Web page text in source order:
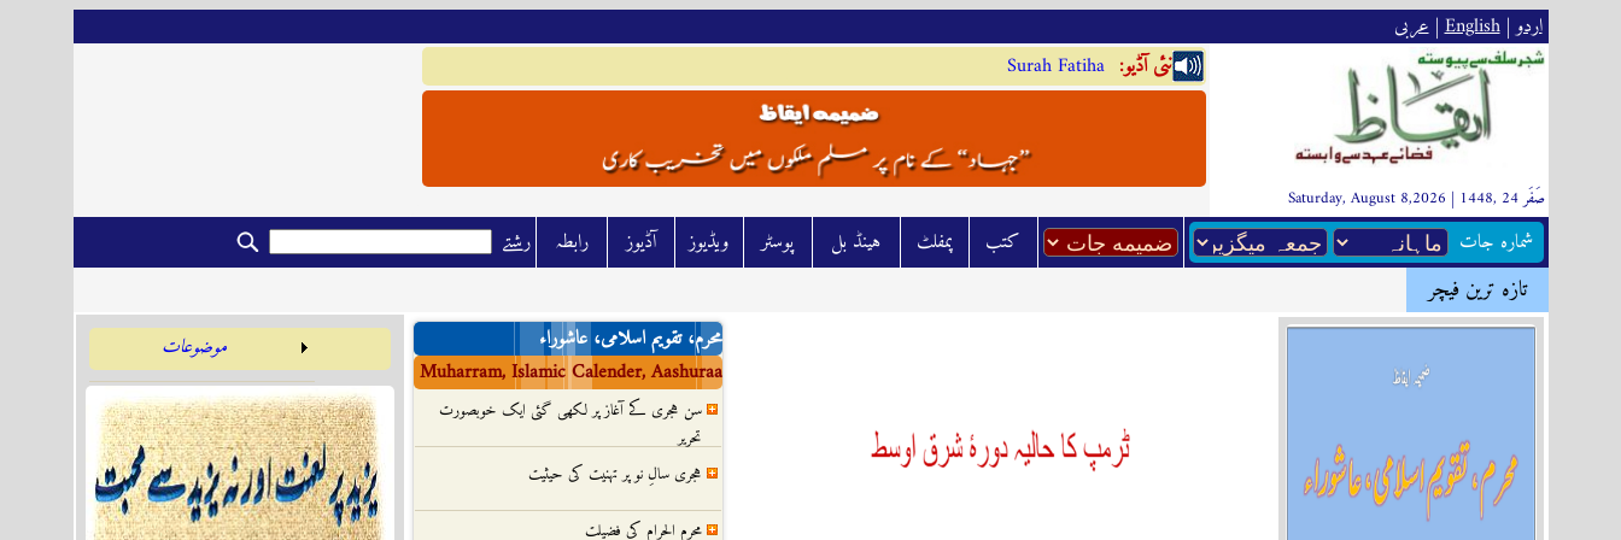
عربى|English|اردو
Surah Fatiha :نئى آڈيو
Saturday, August 8,2026 | 1448, صَفَر 24
رشتے رابطہ آڈيوز ويڈيوز پوسٹر ہينڈ بل پمفلٹ کتب شماره جات
تازہ ترين فیچر
موضوعات
محرم، تقویم اسلامی، عاشوراء
Muharram, Islamic Calender, Aashuraa
سن ہجری کے آغاز پر لکھی گئی ایک خوبصورت
تحریر
ہجری سالِ نو پر تہنیت کی حیثیت
محرم الحرام کی فضیلت